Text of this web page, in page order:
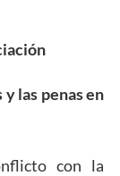
las penas en
con la